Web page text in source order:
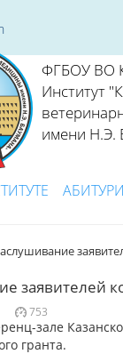
ФГБОУ ВО
Институт
имени Н.Э.
заявителей
753
зале
гранта.